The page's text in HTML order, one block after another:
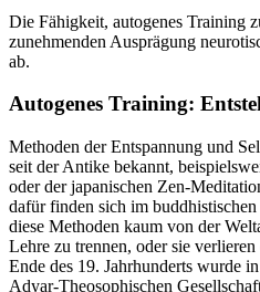
Die Fähigkeit, autogenes Training
zunehmenden Ausprägung
ab.
Autogenes Training:
Methoden der Entspannung und
seit der Antike bekannt,
oder der japanischen Zen-
dafür finden sich im
diese Methoden kaum von der
Lehre zu trennen, oder sie
Ende des 19. Jahrhunderts wurde
Adyar-Theosophischen